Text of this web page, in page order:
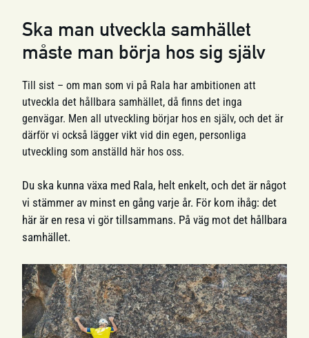
Ska man utveckla samhället
måste man börja hos sig själv
Till sist – om man som vi på Rala har ambitionen att
utveckla det hållbara samhället, då finns det inga
genvägar. Men all utveckling börjar hos en själv, och det är
därför vi också lägger vikt vid din egen, personliga
utveckling som anställd här hos oss.
Du ska kunna växa med Rala, helt enkelt, och det är något
vi stämmer av minst en gång varje år. För kom ihåg: det
här är en resa vi gör tillsammans. På väg mot det hållbara
samhället.